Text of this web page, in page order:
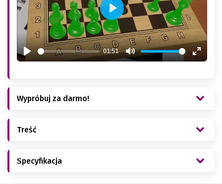
Play
01:51
Mute
Enter
Play
Wypróbuj za darmo!
Treść
Specyfikacja